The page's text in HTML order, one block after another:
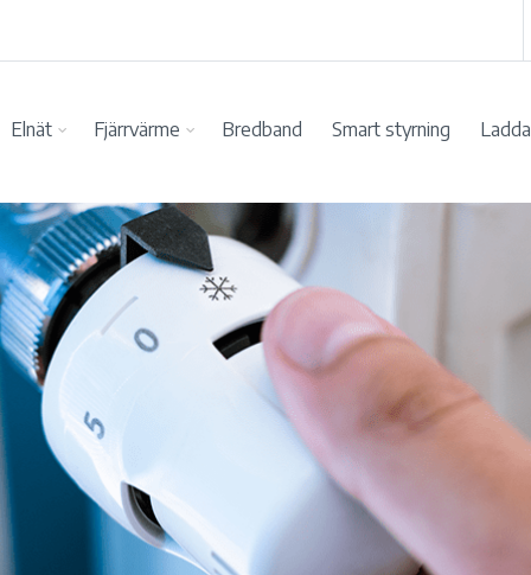
Elnät Fjärrvärme Bredband Smart styrning